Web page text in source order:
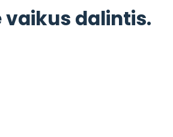
vaikus dalintis.